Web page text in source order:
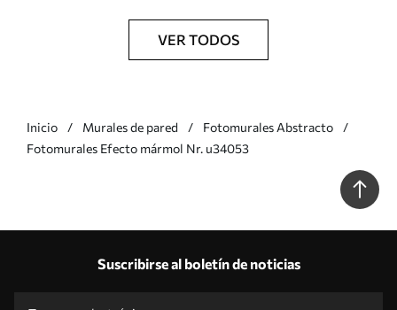
VER TODOS
Inicio Murales de pared
Fotomurales Abstracto
Fotomurales Efecto mármol Nr. u34053
Suscribirse al boletín de noticias